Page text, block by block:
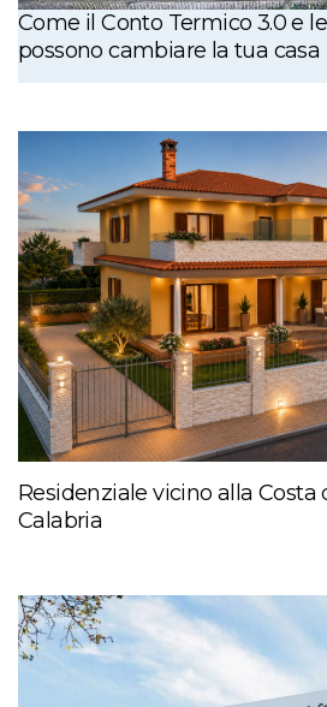
Come il Conto Termico 3.0 e
possono cambiare la tua casa
Residenziale vicino alla Costa
Calabria